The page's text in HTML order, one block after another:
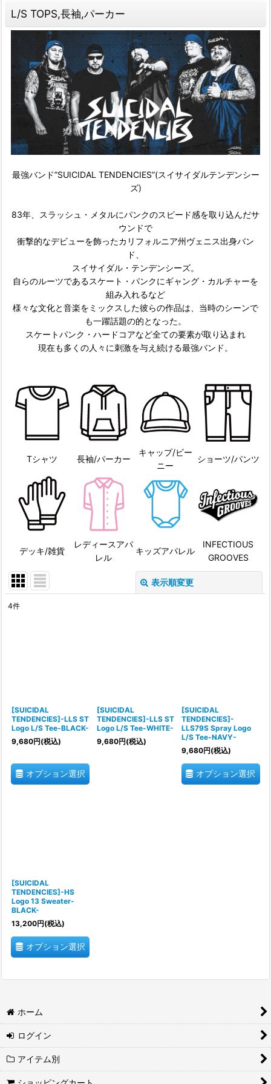
L/S TOPS,長袖,パーカー
最強バンド”SUICIDAL TENDENCIES”(スイサイダルテンデンシー
ズ)
83年、スラッシュ・メタルにパンクのスピード感を取り込んだサ
ウンドで
衝撃的なデビューを飾ったカリフォルニア州ヴェニス出身バン
ド、
スイサイダル・テンデンシーズ。
自らのルーツであるスケート・パンクにギャング・カルチャーを
組み入れるなど
様々な文化と音楽をミックスした彼らの作品は、当時のシーンで
も一躍話題の的となった。
スケートパンク・ハードコアなど全ての要素が取り込まれ
現在も多くの人々に刺激を与え続ける最強バンド。
Tシャツ 長袖/パーカー
キャップ/ビー
ニー
ショーツ/パンツ
デッキ/雑貨
レディースアパ
レル
キッズアパレル
INFECTIOUS
GROOVES
表示順変更
4件
[SUICIDAL
TENDENCIES]-LLS ST
Logo L/S Tee-BLACK-
9,680円(税込)
オプション選択
[SUICIDAL
TENDENCIES]-LLS ST
Logo L/S Tee-WHITE-
9,680円(税込)
[SUICIDAL
TENDENCIES]-
LLS79S Spray Logo
L/S Tee-NAVY-
9,680円(税込)
オプション選択
[SUICIDAL
TENDENCIES]-HS
Logo 13 Sweater-
BLACK-
13,200円(税込)
オプション選択
ホーム
ログイン
アイテム別